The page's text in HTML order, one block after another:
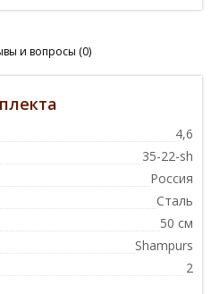
и вопросы (0)
4,6
35-22-sh
Россия
Сталь
50 см
Shampurs
2